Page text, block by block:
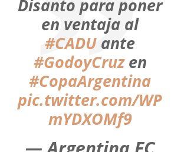
Disanto para poner
en ventaja al
#CADU ante
#GodoyCruzen
#CopaArgentina
pic.twitter.com/WP
mYDXOMf9